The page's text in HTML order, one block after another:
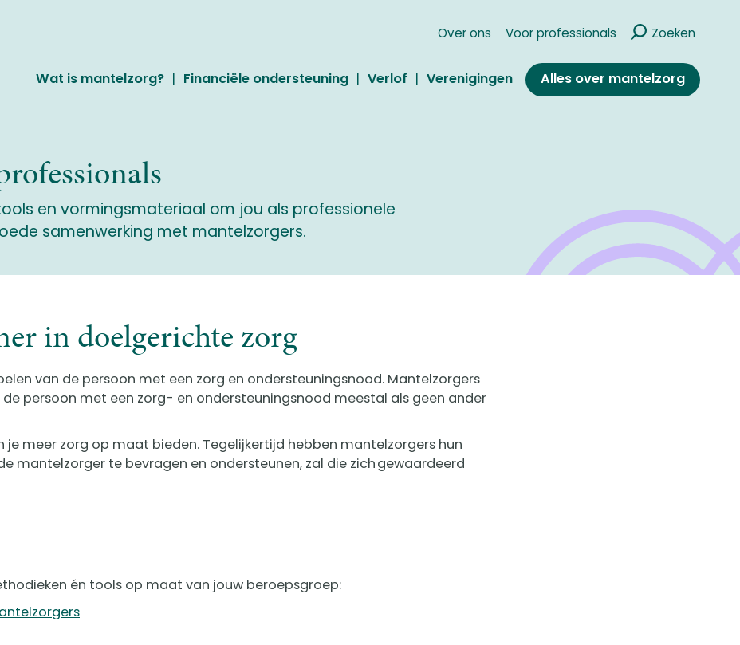
Over ons Voor professionals Zoeken
Wat is mantelzorg? Financiële ondersteuning Verlof Verenigingen Alles over mantelzorg
en vormingsmateriaal om jou als professionele
samenwerking met mantelzorgers.
in doelgerichte zorg
van de persoon met een zorg en ondersteuningsnood. Mantelzorgers
persoon met een zorg- en ondersteuningsnood meestal als geen ander
meer zorg op maat bieden. Tegelijkertijd hebben mantelzorgers hun
mantelzorger te bevragen en ondersteunen, zal die zich gewaardeerd
én tools op maat van jouw beroepsgroep: